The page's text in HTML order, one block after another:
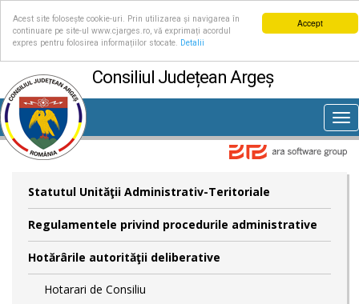
Accept
Acest site folosește cookie-uri. Prin utilizarea și navigarea în
continuare pe site-ul www.cjarges.ro, vă exprimați acordul
expres pentru folosirea informațiilor stocate.
Detalii
Consiliul Județean Argeș
Statutul Unităţii Administrativ-Teritoriale
Regulamentele privind procedurile administrative
Hotărârile autorităţii deliberative
Hotarari de Consiliu